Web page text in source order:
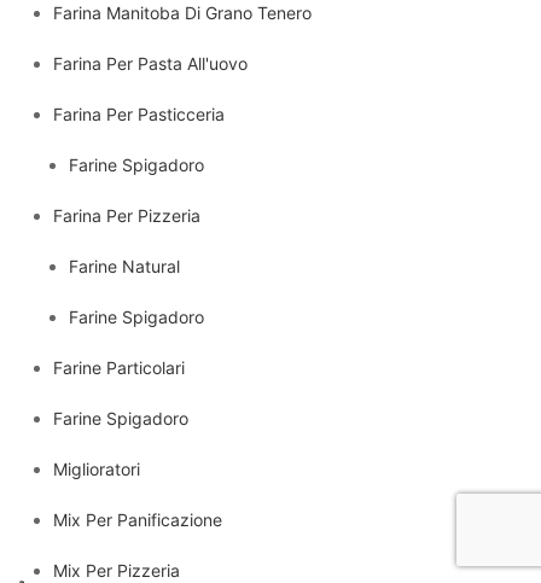
Farina Manitoba Di Grano Tenero
Farina Per Pasta All'uovo
Farina Per Pasticceria
Farine Spigadoro
Farina Per Pizzeria
Farine Natural
Farine Spigadoro
Farine Particolari
Farine Spigadoro
Miglioratori
Mix Per Panificazione
Mix Per Pizzeria